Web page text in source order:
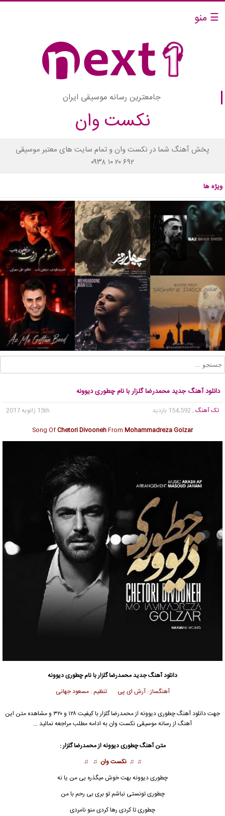
☰ منو
جامعترین رسانه موسیقی ایران
نکست وان
پخش آهنگ شما در نکست وان و تمام سایت های معتبر موسیقی
۰۹۳۸ ۱۰ ۲۰ ۶۹۲
ویژه ها
دانلود آهنگ جدید محمدرضا گلزار با نام چطوری دیوونه
تک آهنگ , 154,592 بازدید
15th ژانویه 2017
Song OfChetori DivoonehFrom Mohammadreza Golzar
دانلود آهنگ جدیدمحمدرضا گلزاربا نام چطوری دیوونه
آهنگساز : آرش ای پی تنظیم : مسعود جهانی
جهت دانلود آهنگ چطوری دیوونه ازمحمدرضا گلزار
با کیفیت ۱۲۸ و ۳۲۰ و مشاهده متن این
آهنگ از رسانه موسیقی نکست وان به ادامه مطلب مراجعه نمائید …
متن آهنگ چطوری دیوونه ازمحمدرضا گلزار:
♫ ♫نکست وان ♫ ♫
چطوری دیوونه بهت خوش میگذره بی من یا نه
چطوری تونستی نباشم تو بری بی رحم با من
چطوری تا کردی رها کردی منو نامردی